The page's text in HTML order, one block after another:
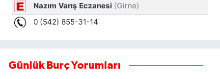
Günlük Burç Yorumları